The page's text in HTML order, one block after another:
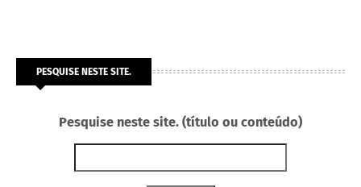
PESQUISE NESTE SITE.
Pesquise neste site. (título ou conteúdo)